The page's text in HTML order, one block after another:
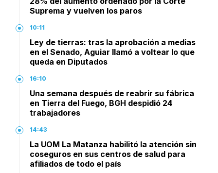
Suprema y vuelven los paros
10:11
Ley de tierras: tras la aprobación a medias
en el Senado, Aguiar llamó a voltear lo que
queda en Diputados
16:10
Una semana después de reabrir su fábrica
en Tierra del Fuego, BGH despidió 24
trabajadores
14:43
La UOM La Matanza habilitó la atención sin
coseguros en sus centros de salud para
afiliados de todo el país